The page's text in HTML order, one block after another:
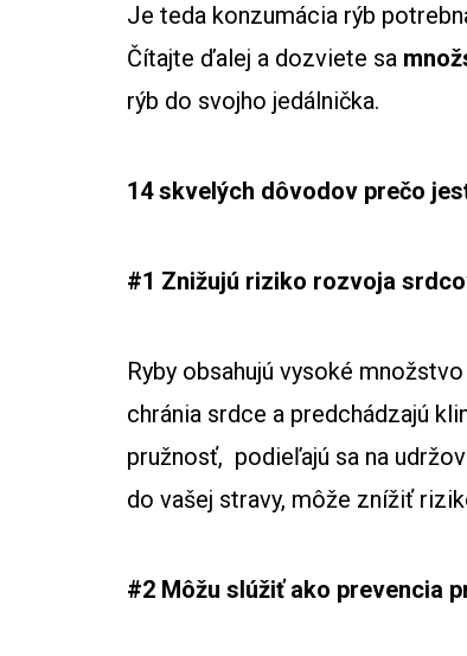
Je teda konzumácia rýb
Čítajte ďalej a dozviete sa
rýb do svojho jedálnička.
14 skvelých dôvodov prečo
#1 Znižujú riziko rozvoja
Ryby obsahujú vysoké
chránia srdce a predchádzajú
pružnosť, podieľajú sa na
do vašej stravy, môže znížiť
#2 Môžu slúžiť ako prevencia